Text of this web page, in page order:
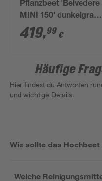
Pflanzbeet 'Belvedere
MINI 150' dunkelgrau-
metallic 152 x 53 x 45
cm
419,99 €
Häufige
Hier findest du Antworten
und wichtige Details.
Wie sollte das
Welche